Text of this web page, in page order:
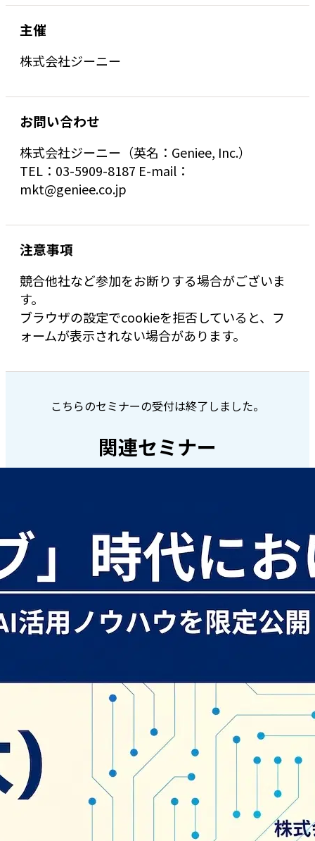
主催
株式会社ジーニー
お問い合わせ
株式会社ジーニー（英名：Geniee, Inc.）
TEL：03-5909-8187 E-mail：
mkt@geniee.co.jp
注意事項
競合他社など参加をお断りする場合がございま
す。
ブラウザの設定でcookieを拒否していると、フ
ォームが表示されない場合があります。
こちらのセミナーの受付は終了しました。
関連セミナー